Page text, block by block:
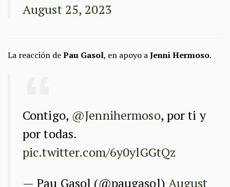
August 25, 2023
La reacción dePau Gasol, en apoyo aJenni Hermoso.
Contigo, @Jennihermoso, por ti y
por todas.
pic.twitter.com/6y0ylGGtQz
— Pau Gasol (@paugasol) August